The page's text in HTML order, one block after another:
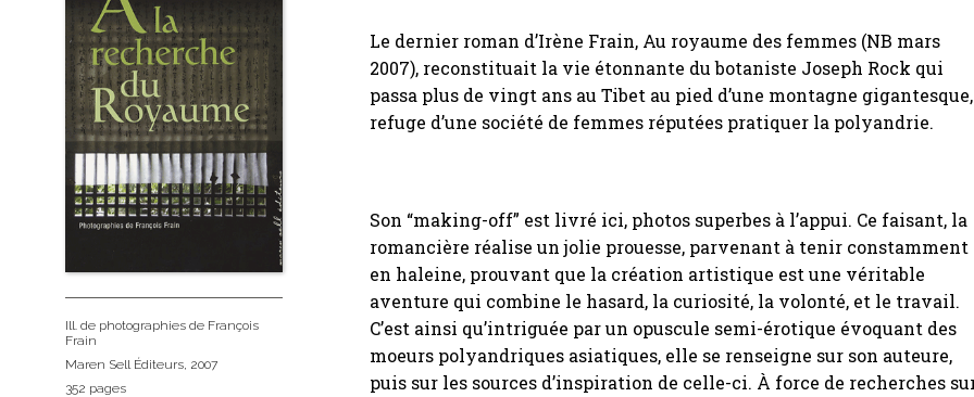
Le dernier roman d’Irène Frain, Au royaume des femmes (NB mars
2007), reconstituait la vie étonnante du botaniste Joseph Rock qui
passa plus de vingt ans au Tibet au pied d’une montagne gigantesque,
refuge d’une société de femmes réputées pratiquer la polyandrie.
Son “making-off” est livré ici, photos superbes à l’appui. Ce faisant, la
romancière réalise un jolie prouesse, parvenant à tenir constamment
en haleine, prouvant que la création artistique est une véritable
aventure qui combine le hasard, la curiosité, la volonté, et le travail.
C’est ainsi qu’intriguée par un opuscule semi-érotique évoquant des
moeurs polyandriques asiatiques, elle se renseigne sur son auteure,
puis sur les sources d’inspiration de celle-ci. À force de recherches
Ill. de photographies de François
Frain
Maren Sell Éditeurs , 2007
352 pages